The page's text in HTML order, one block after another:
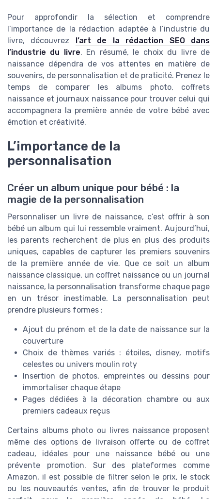
Pour approfondir la sélection et comprendre
l’importance de la rédaction adaptée à l’industrie du
livre, découvrez l’art de la rédaction SEO dans
l’industrie du livre. En résumé, le choix du livre de
naissance dépendra de vos attentes en matière de
souvenirs, de personnalisation et de praticité. Prenez le
temps de comparer les albums photo, coffrets
naissance et journaux naissance pour trouver celui qui
accompagnera la première année de votre bébé avec
émotion et créativité.
L’importance de la
personnalisation
Créer un album unique pour bébé : la
magie de la personnalisation
Personnaliser un livre de naissance, c’est offrir à son
bébé un album qui lui ressemble vraiment. Aujourd’hui,
les parents recherchent de plus en plus des produits
uniques, capables de capturer les premiers souvenirs
de la première année de vie. Que ce soit un album
naissance classique, un coffret naissance ou un journal
naissance, la personnalisation transforme chaque page
en un trésor inestimable. La personnalisation peut
prendre plusieurs formes :
Ajout du prénom et de la date de naissance sur la
couverture
Choix de thèmes variés : étoiles, disney, motifs
celestes ou univers moulin roty
Insertion de photos, empreintes ou dessins pour
immortaliser chaque étape
Pages dédiées à la décoration chambre ou aux
premiers cadeaux reçus
Certains albums photo ou livres naissance proposent
même des options de livraison offerte ou de coffret
cadeau, idéales pour une naissance bébé ou une
prévente promotion. Sur des plateformes comme
Amazon, il est possible de filtrer selon le prix, le stock
ou les nouveautés ventes, afin de trouver le produit